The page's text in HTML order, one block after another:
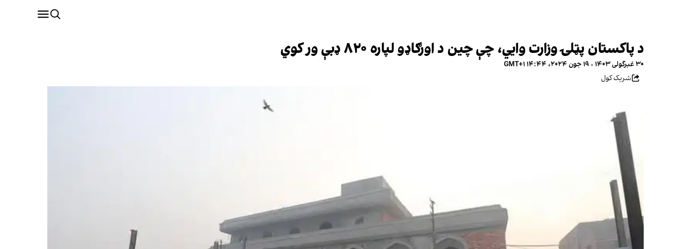
د پاکستان پټلۍ وزارت وايي، چې چین د اورګاډو لپاره ۸۲۰ ډبې ور کوي
۳۰ غبرگولی ۱۴۰۳ - ۱۹ جون ۲۰۲۴، ۱۴:۴۴ GMT+۱
شریک کول